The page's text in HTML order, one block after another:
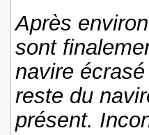
Après
sont
navire
reste du
présent.